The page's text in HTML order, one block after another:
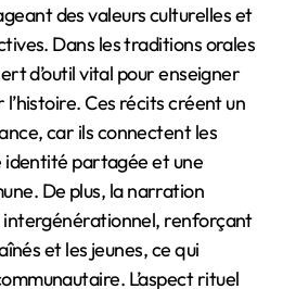
des valeurs culturelles et
Dans les traditions orales
d’outil vital pour enseigner
Ces récits créent un
car ils connectent les
identité partagée et une
De plus, la narration
intergénérationnel, renforçant
et les jeunes, ce qui
L’aspect rituel